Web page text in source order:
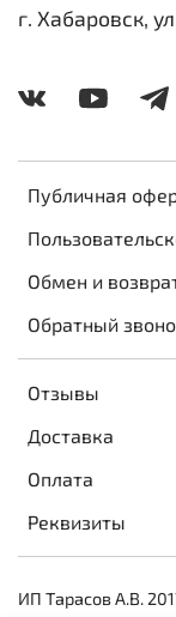
Публичная
Обмен и
Обратный
Отзывы
Доставка
Оплата
Реквизиты
г. Хабаровск,
ИП Тарасов А.В.